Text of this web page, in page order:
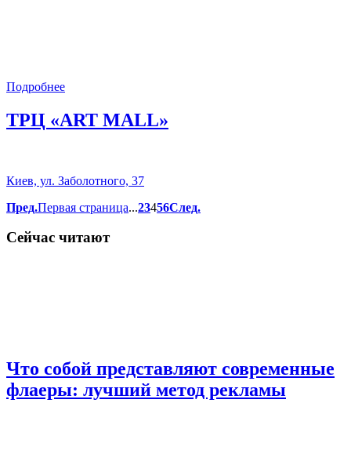
Подробнее
ТРЦ «ART MALL»
Киев, ул. Заболотного, 37
Пред.Первая страница...23456След.
Сейчас читают
Что собой представляют современные
флаеры: лучший метод рекламы